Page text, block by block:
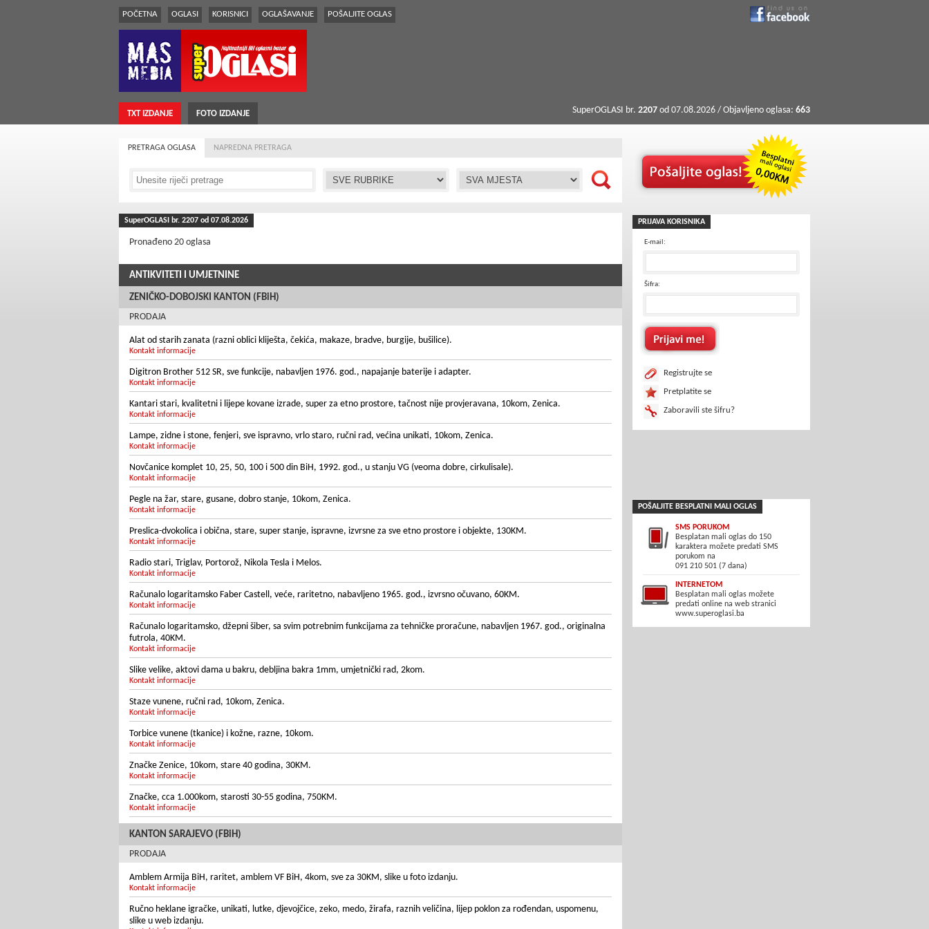
POČETNA OGLASI KORISNICI OGLAŠAVANJE POŠALJITE OGLAS
TXT IZDANJE FOTO IZDANJE SuperOGLASI br. 2207 od 07.08.2026 / Objavljeno oglasa: 663
PRETRAGA OGLASA NAPREDNA PRETRAGA
SuperOGLASI br. 2207 od 07.08.2026
Pronađeno 20 oglasa
ANTIKVITETI I UMJETNINE
ZENIČKO-DOBOJSKI KANTON (FBiH)
PRODAJA
Alat od starih zanata (razni oblici kliješta, čekića, makaze, bradve, burgije, bušilice).
Kontakt informacije
Digitron Brother 512 SR, sve funkcije, nabavljen 1976. god., napajanje baterije i adapter.
Kontakt informacije
Kantari stari, kvalitetni i lijepe kovane izrade, super za etno prostore, tačnost nije provjeravana, 10kom, Zenica.
Kontakt informacije
Lampe, zidne i stone, fenjeri, sve ispravno, vrlo staro, ručni rad, većina unikati, 10kom, Zenica.
Kontakt informacije
Novčanice komplet 10, 25, 50, 100 i 500 din BiH, 1992. god., u stanju VG (veoma dobre, cirkulisale).
Kontakt informacije
Pegle na žar, stare, gusane, dobro stanje, 10kom, Zenica.
Kontakt informacije
Preslica-dvokolica i obična, stare, super stanje, ispravne, izvrsne za sve etno prostore i objekte, 130KM.
Kontakt informacije
Radio stari, Triglav, Portorož, Nikola Tesla i Melos.
Kontakt informacije
Računalo logaritamsko Faber Castell, veće, raritetno, nabavljeno 1965. god., izvrsno očuvano, 60KM.
Kontakt informacije
Računalo logaritamsko, džepni šiber, sa svim potrebnim funkcijama za tehničke proračune, nabavljen 1967. god., originalna
futrola, 40KM.
Kontakt informacije
Slike velike, aktovi dama u bakru, debljina bakra 1mm, umjetnički rad, 2kom.
Kontakt informacije
Staze vunene, ručni rad, 10kom, Zenica.
Kontakt informacije
Torbice vunene (tkanice) i kožne, razne, 10kom.
Kontakt informacije
Značke Zenice, 10kom, stare 40 godina, 30KM.
Kontakt informacije
Značke, cca 1.000kom, starosti 30-55 godina, 750KM.
Kontakt informacije
KANTON SARAJEVO (FBiH)
PRODAJA
Amblem Armija BiH, raritet, amblem VF BiH, 4kom, sve za 30KM, slike u foto izdanju.
Kontakt informacije
Ručno heklane igračke, unikati, lutke, djevojčice, zeko, medo, žirafa, raznih veličina, lijep poklon za rođendan, uspomenu,
slike u web izdanju.
PRIJAVA KORISNIKA
E-mail:
Šifra:
Registrujte se
Pretplatite se
Zaboravili ste šifru?
POŠALJITE BESPLATNI MALI OGLAS
SMS PORUKOM
Besplatan mali oglas do 150
karaktera možete predati SMS
porukom na
091 210 501 (7 dana)
INTERNETOM
Besplatan mali oglas možete
predati online na web stranici
www.superoglasi.ba